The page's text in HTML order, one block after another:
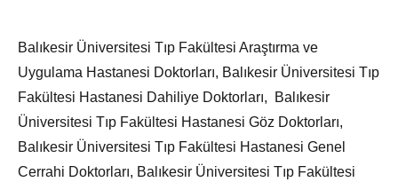
Balıkesir Üniversitesi Tıp Fakültesi Araştırma ve
Uygulama Hastanesi Doktorları, Balıkesir Üniversitesi Tıp
Fakültesi Hastanesi Dahiliye Doktorları, Balıkesir
Üniversitesi Tıp Fakültesi Hastanesi Göz Doktorları,
Balıkesir Üniversitesi Tıp Fakültesi Hastanesi Genel
Cerrahi Doktorları, Balıkesir Üniversitesi Tıp Fakültesi